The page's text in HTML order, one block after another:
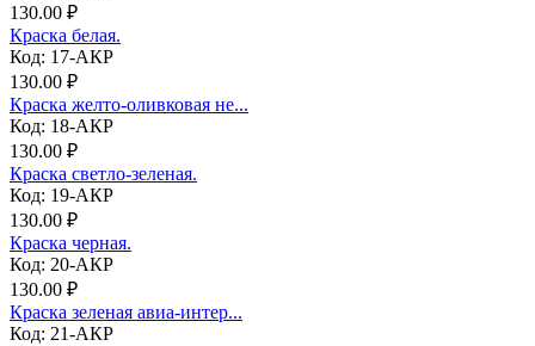
130.00 ₽
Краска белая.
Код: 17-АКР
130.00 ₽
Краска желто-оливковая не...
Код: 18-АКР
130.00 ₽
Краска светло-зеленая.
Код: 19-АКР
130.00 ₽
Краска черная.
Код: 20-АКР
130.00 ₽
Краска зеленая авиа-интер...
Код: 21-АКР